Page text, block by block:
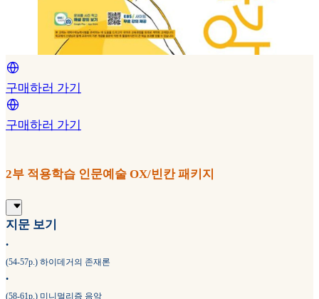
구매하러 가기
구매하러 가기
2부 적용학습 인문예술 OX/빈칸 패키지
지문 보기
•
(54-57p.) 하이데거의 존재론
•
(58-61p.) 미니멀리즘 음악